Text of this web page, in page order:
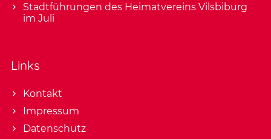
Stadtführungen des Heimatvereins Vilsbiburg
im Juli
Links
Kontakt
Impressum
Datenschutz